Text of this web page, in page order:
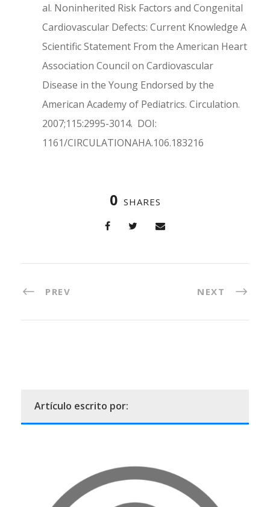
al. Noninherited Risk Factors and Congenital
Cardiovascular Defects: Current Knowledge A
Scientific Statement From the American Heart
Association Council on Cardiovascular
Disease in the Young Endorsed by the
American Academy of Pediatrics. Circulation.
2007;115:2995-3014. DOI:
1161/CIRCULATIONAHA.106.183216
0 SHARES
PREV NEXT
Artículo escrito por: